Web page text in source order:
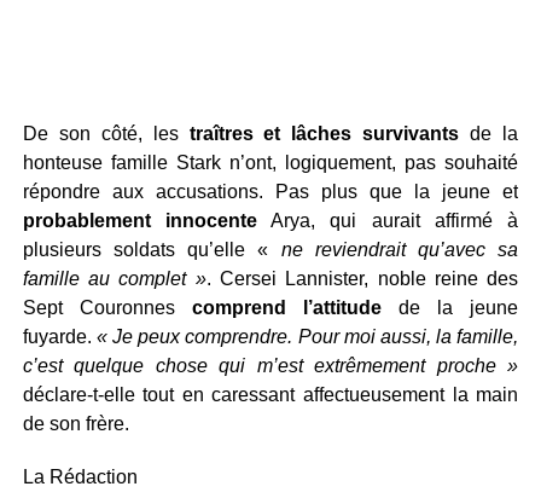
De son côté, lestraîtres et lâches survivants de la
honteuse famille Stark n’ont, logiquement, pas souhaité
répondre aux accusations. Pas plus que la jeune et
probablement innocenteArya, qui aurait affirmé à
plusieurs soldats qu’elle « ne reviendrait qu’avec sa
famille au complet ». Cersei Lannister, noble reine des
Sept Couronnes comprend l’attitudede la jeune
fuyarde. « Je peux comprendre. Pour moi aussi, la famille,
c’est quelque chose qui m’est extrêmement proche »
déclare-t-elle tout en caressant affectueusement la main
de son frère.
La Rédaction